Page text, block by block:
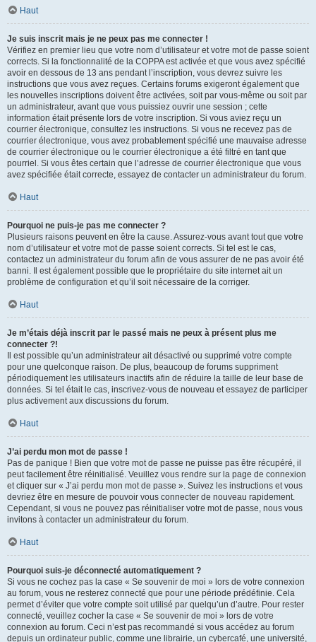
Haut
Je suis inscrit mais je ne peux pas me connecter !
Vérifiez en premier lieu que votre nom d’utilisateur et votre mot de passe soient
corrects. Si la fonctionnalité de la COPPA est activée et que vous avez spécifié
avoir en dessous de 13 ans pendant l’inscription, vous devrez suivre les
instructions que vous avez reçues. Certains forums exigeront également que
les nouvelles inscriptions doivent être activées, soit par vous-même ou soit par
un administrateur, avant que vous puissiez ouvrir une session ; cette
information était présente lors de votre inscription. Si vous aviez reçu un
courrier électronique, consultez les instructions. Si vous ne recevez pas de
courrier électronique, vous avez probablement spécifié une mauvaise adresse
de courrier électronique ou le courrier électronique a été filtré en tant que
pourriel. Si vous êtes certain que l’adresse de courrier électronique que vous
avez spécifiée était correcte, essayez de contacter un administrateur du forum.
Haut
Pourquoi ne puis-je pas me connecter ?
Plusieurs raisons peuvent en être la cause. Assurez-vous avant tout que votre
nom d’utilisateur et votre mot de passe soient corrects. Si tel est le cas,
contactez un administrateur du forum afin de vous assurer de ne pas avoir été
banni. Il est également possible que le propriétaire du site internet ait un
problème de configuration et qu’il soit nécessaire de la corriger.
Haut
Je m’étais déjà inscrit par le passé mais ne peux à présent plus me
connecter ?!
Il est possible qu’un administrateur ait désactivé ou supprimé votre compte
pour une quelconque raison. De plus, beaucoup de forums suppriment
périodiquement les utilisateurs inactifs afin de réduire la taille de leur base de
données. Si tel était le cas, inscrivez-vous de nouveau et essayez de participer
plus activement aux discussions du forum.
Haut
J’ai perdu mon mot de passe !
Pas de panique ! Bien que votre mot de passe ne puisse pas être récupéré, il
peut facilement être réinitialisé. Veuillez vous rendre sur la page de connexion
et cliquer sur « J’ai perdu mon mot de passe ». Suivez les instructions et vous
devriez être en mesure de pouvoir vous connecter de nouveau rapidement.
Cependant, si vous ne pouvez pas réinitialiser votre mot de passe, nous vous
invitons à contacter un administrateur du forum.
Haut
Pourquoi suis-je déconnecté automatiquement ?
Si vous ne cochez pas la case « Se souvenir de moi » lors de votre connexion
au forum, vous ne resterez connecté que pour une période prédéfinie. Cela
permet d’éviter que votre compte soit utilisé par quelqu’un d’autre. Pour rester
connecté, veuillez cocher la case « Se souvenir de moi » lors de votre
connexion au forum. Ceci n’est pas recommandé si vous accédez au forum
depuis un ordinateur public, comme une librairie, un cybercafé, une université,